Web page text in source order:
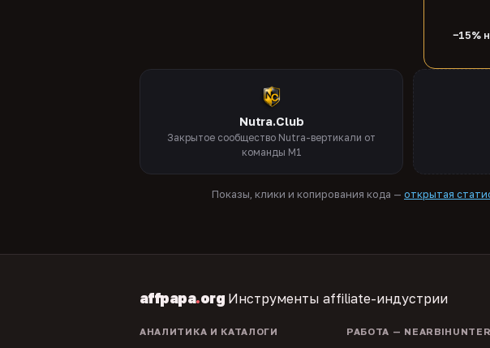
−15%
Nutra.Club
Закрытое сообщество Nutra-вертикали от
команды M1
Показы, клики и копирования кода — открытая
affpapa.org Инструменты affiliate-индустрии
АНАЛИТИКА И КАТАЛОГИ РАБОТА — NEARBIHUNTER